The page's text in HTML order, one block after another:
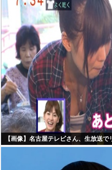
【画像】名古屋テレビさん、生放送